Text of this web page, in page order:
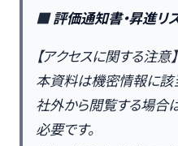
■評価通知書・昇進リ
【アクセスに関する注意】
本資料は機密情報に該
社外から閲覧する場合
必要です。